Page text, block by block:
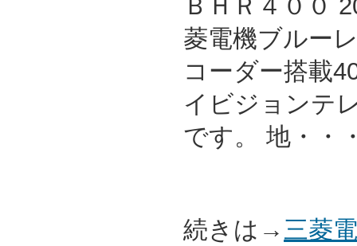
ＢＨＲ４００
菱電機ブルー
コーダー搭載
イビジョンテ
です。 地・・
続きは→ 三菱